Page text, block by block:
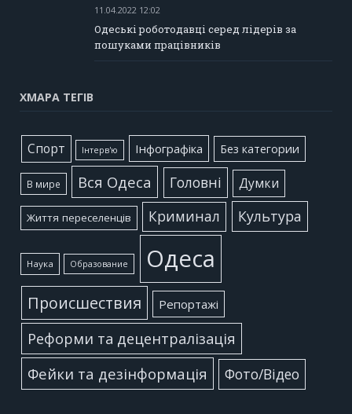
11.04.2022 12:02
Одеські роботодавці серед лідерів за
пошуками працівників
ХМАРА ТЕГІВ
Cпорт Інтерв'ю Інфографіка Без категории
В мире Вся Одеса Головні Думки
Життя переселенців Криминал Культура
Наука Образование Одеса
Происшествия Репортажі
Реформи та децентралізація
Фейки та дезінформація
Фото/Відео